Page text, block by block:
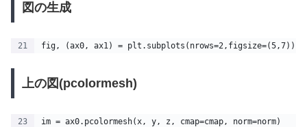
図の生成
fig, (ax0, ax1) = plt.subplots(nrows=2,figsize=(5,7))
上の図(pcolormesh)
im = ax0.pcolormesh(x, y, z, cmap=cmap, norm=norm)